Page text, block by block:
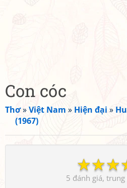
Con cóc
Thơ»Việt Nam » Hiện đại »
(1967)
☆
☆
☆
5